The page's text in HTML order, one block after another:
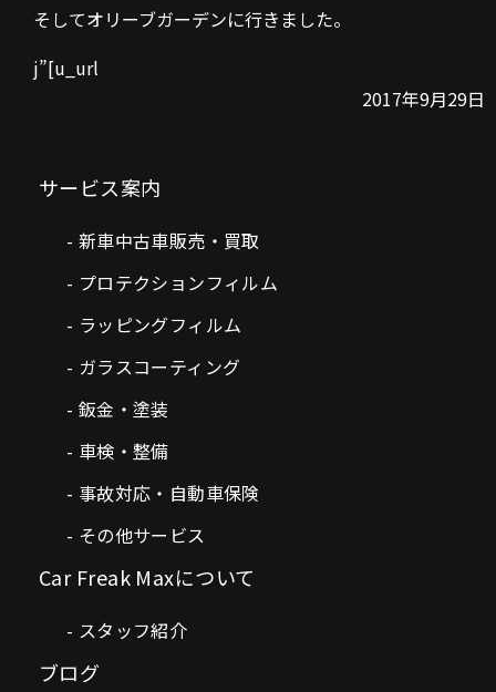
そしてオリーブガーデンに行きました。
​j”[u_url
2017年9月29日
サービス案内
新車中古車販売・買取
プロテクションフィルム
ラッピングフィルム
ガラスコーティング
鈑金・塗装
車検・整備
事故対応・自動車保険
その他サービス
Car Freak Maxについて
スタッフ紹介
ブログ